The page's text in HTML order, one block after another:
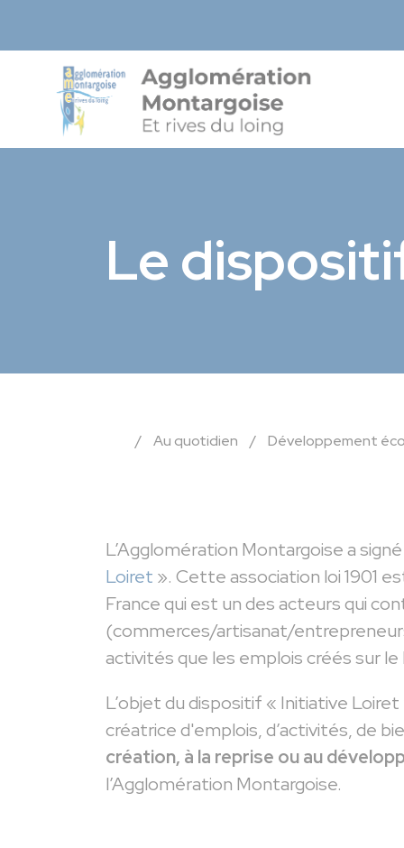
Le
/ Au quotidien / Développement
L’Agglomération Montargoise a
Loiret ». Cette association loi 1901
France qui est un des acteurs qui
(commerces/artisanat/
activités que les emplois créés sur le
L’objet du dispositif « Initiative
créatrice d'emplois, d’activités, de
création, à la reprise ou au
l’Agglomération Montargoise.